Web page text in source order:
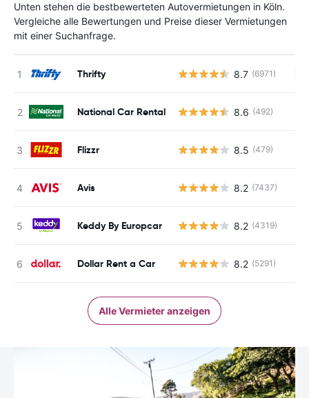
Unten stehen die bestbewerteten Autovermietungen in Köln.
Vergleiche alle Bewertungen und Preise dieser Vermietungen
mit einer Suchanfrage.
Thrifty 8.7 (6971)
National Car Rental 8.6 (492)
Flizzr 8.5 (479)
Avis 8.2 (7437)
Keddy By Europcar 8.2 (4319)
Dollar Rent a Car 8.2 (5291)
Alle Vermieter anzeigen